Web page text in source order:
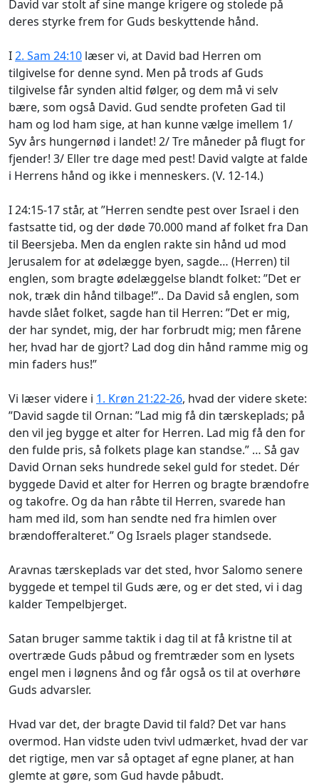
David var stolt af sine mange krigere og stolede på
deres styrke frem for Guds beskyttende hånd.
I2. Sam 24:10 læser vi, at David bad Herren om
tilgivelse for denne synd. Men på trods af Guds
tilgivelse får synden altid følger, og dem må vi selv
bære, som også David. Gud sendte profeten Gad til
ham og lod ham sige, at han kunne vælge imellem 1/
Syv års hungernød i landet! 2/ Tre måneder på flugt for
fjender! 3/ Eller tre dage med pest! David valgte at falde
i Herrens hånd og ikke i menneskers. (V. 12-14.)
I 24:15-17 står, at ”Herren sendte pest over Israel i den
fastsatte tid, og der døde 70.000 mand af folket fra Dan
til Beersjeba. Men da englen rakte sin hånd ud mod
Jerusalem for at ødelægge byen, sagde… (Herren) til
englen, som bragte ødelæggelse blandt folket: ”Det er
nok, træk din hånd tilbage!”.. Da David så englen, som
havde slået folket, sagde han til Herren: ”Det er mig,
der har syndet, mig, der har forbrudt mig; men fårene
her, hvad har de gjort? Lad dog din hånd ramme mig og
min faders hus!”
Vi læser videre i 1. Krøn 21:22-26, hvad der videre skete:
”David sagde til Ornan: ”Lad mig få din tærskeplads; på
den vil jeg bygge et alter for Herren. Lad mig få den for
den fulde pris, så folkets plage kan standse.” … Så gav
David Ornan seks hundrede sekel guld for stedet. Dér
byggede David et alter for Herren og bragte brændofre
og takofre. Og da han råbte til Herren, svarede han
ham med ild, som han sendte ned fra himlen over
brændofferalteret.” Og Israels plager standsede.
Aravnas tærskeplads var det sted, hvor Salomo senere
byggede et tempel til Guds ære, og er det sted, vi i dag
kalder Tempelbjerget.
Satan bruger samme taktik i dag til at få kristne til at
overtræde Guds påbud og fremtræder som en lysets
engel men i løgnens ånd og får også os til at overhøre
Guds advarsler.
Hvad var det, der bragte David til fald? Det var hans
overmod. Han vidste uden tvivl udmærket, hvad der var
det rigtige, men var så optaget af egne planer, at han
glemte at gøre, som Gud havde påbudt.